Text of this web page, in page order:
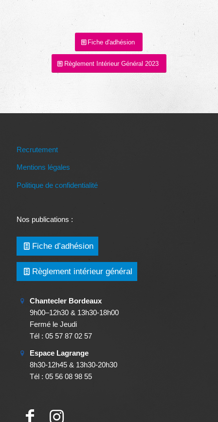
Fiche d'adhésion
Règlement Intérieur Général 2023
Recrutement
Mentions légales
Politique de confidentialité
Nos publications :
Fiche d’adhésion
Règlement intérieur général
Chantecler Bordeaux
9h00–12h30 & 13h30-18h00
Fermé le Jeudi
Tél : 05 57 87 02 57
Espace Lagrange
8h30-12h45 & 13h30-20h30
Tél : 05 56 08 98 55